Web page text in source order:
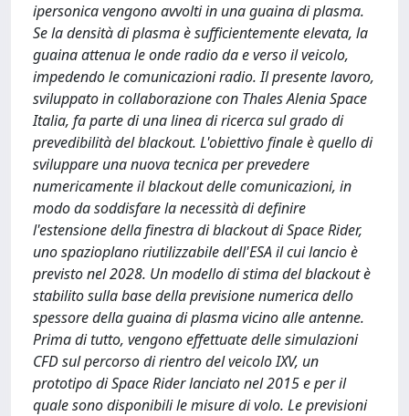
ipersonica vengono avvolti in una guaina di plasma.
Se la densità di plasma è sufficientemente elevata, la
guaina attenua le onde radio da e verso il veicolo,
impedendo le comunicazioni radio. Il presente lavoro,
sviluppato in collaborazione con Thales Alenia Space
Italia, fa parte di una linea di ricerca sul grado di
prevedibilità del blackout. L'obiettivo finale è quello di
sviluppare una nuova tecnica per prevedere
numericamente il blackout delle comunicazioni, in
modo da soddisfare la necessità di definire
l'estensione della finestra di blackout di Space Rider,
uno spazioplano riutilizzabile dell'ESA il cui lancio è
previsto nel 2028. Un modello di stima del blackout è
stabilito sulla base della previsione numerica dello
spessore della guaina di plasma vicino alle antenne.
Prima di tutto, vengono effettuate delle simulazioni
CFD sul percorso di rientro del veicolo IXV, un
prototipo di Space Rider lanciato nel 2015 e per il
quale sono disponibili le misure di volo. Le previsioni